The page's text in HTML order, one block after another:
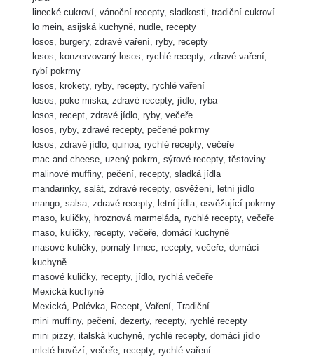
linecké cukroví, vánoční recepty, sladkosti, tradiční cukroví
lo mein, asijská kuchyně, nudle, recepty
losos, burgery, zdravé vaření, ryby, recepty
losos, konzervovaný losos, rychlé recepty, zdravé vaření,
rybí pokrmy
losos, krokety, ryby, recepty, rychlé vaření
losos, poke miska, zdravé recepty, jídlo, ryba
losos, recept, zdravé jídlo, ryby, večeře
losos, ryby, zdravé recepty, pečené pokrmy
losos, zdravé jídlo, quinoa, rychlé recepty, večeře
mac and cheese, uzený pokrm, sýrové recepty, těstoviny
malinové muffiny, pečení, recepty, sladká jídla
mandarinky, salát, zdravé recepty, osvěžení, letní jídlo
mango, salsa, zdravé recepty, letní jídla, osvěžující pokrmy
maso, kuličky, hroznová marmeláda, rychlé recepty, večeře
maso, kuličky, recepty, večeře, domácí kuchyně
masové kuličky, pomalý hrnec, recepty, večeře, domácí
kuchyně
masové kuličky, recepty, jídlo, rychlá večeře
Mexická kuchyně
Mexická, Polévka, Recept, Vaření, Tradiční
mini muffiny, pečení, dezerty, recepty, rychlé recepty
mini pizzy, italská kuchyně, rychlé recepty, domácí jídlo
mleté hovězí, večeře, recepty, rychlé vaření